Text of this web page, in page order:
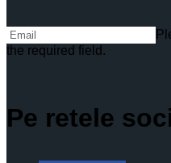
the required field.
Pe retele